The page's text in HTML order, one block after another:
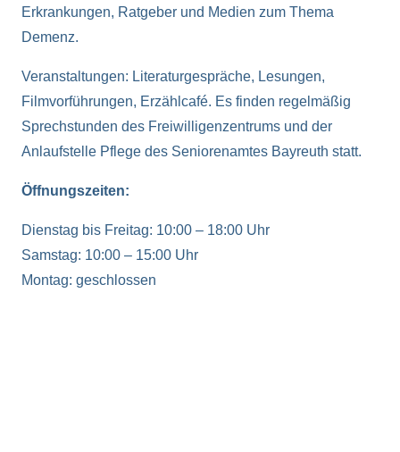
Erkrankungen, Ratgeber und Medien zum Thema
Demenz.
Veranstaltungen: Literaturgespräche, Lesungen,
Filmvorführungen, Erzählcafé. Es finden regelmäßig
Sprechstunden des Freiwilligenzentrums und der
Anlaufstelle Pflege des Seniorenamtes Bayreuth statt.
Öffnungszeiten:
Dienstag bis Freitag: 10:00 – 18:00 Uhr
Samstag: 10:00 – 15:00 Uhr
Montag: geschlossen